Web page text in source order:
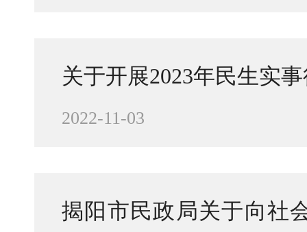
关于开展2023年民生实
2022-11-03
揭阳市民政局关于向社